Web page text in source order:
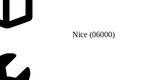
Nice (06000)